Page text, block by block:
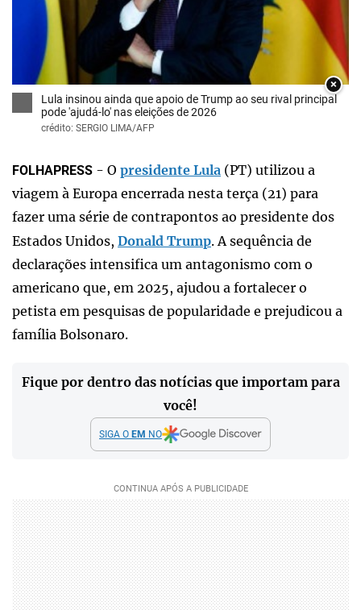
×
Lula insinou ainda que apoio de Trump ao seu rival principal
pode 'ajudá-lo' nas eleições de 2026
crédito: SERGIO LIMA/AFP
FOLHAPRESS - O presidente Lula (PT) utilizou a
viagem à Europa encerrada nesta terça (21) para
fazer uma série de contrapontos ao presidente dos
Estados Unidos, Donald Trump. A sequência de
declarações intensifica um antagonismo com o
americano que, em 2025, ajudou a fortalecer o
petista em pesquisas de popularidade e prejudicou a
família Bolsonaro.
Fique por dentro das notícias que importam para
você!
SIGA O EM NO